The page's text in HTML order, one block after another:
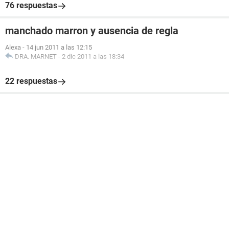
76 respuestas
manchado marron y ausencia de regla
Alexa - 14 jun 2011 a las 12:15
DRA. MARNET - 2 dic 2011 a las 18:34
22 respuestas